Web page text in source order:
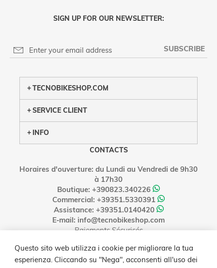
SIGN UP FOR OUR NEWSLETTER:
PRIVACY POLICY
SUBSCRIBE
TECNOBIKESHOP.COM
SERVICE CLIENT
INFO
CONTACTS
Horaires d'ouverture: du Lundi au Vendredi de 9h30
à 17h30
Boutique: +390823.340226
Commercial: +39351.5330391
Assistance: +39351.0140420
E‑mail: info@tecnobikeshop.com
Paiements Sécurisés
Questo sito web utilizza i cookie per migliorare la tua
esperienza. Cliccando su "Nega", acconsenti all'uso dei